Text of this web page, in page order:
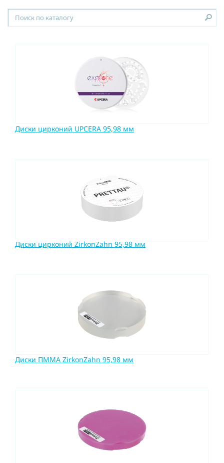
Диски цирконий UPCERA 95,98 мм
Диски цирконий ZirkonZahn 95,98 мм
Диски ПММА ZirkonZahn 95,98 мм